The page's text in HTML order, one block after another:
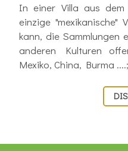
In einer Villa aus
einzige
kann, die Sammlungen
anderen Kulturen
Mexiko, China, Burma ....;